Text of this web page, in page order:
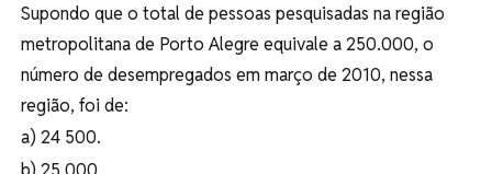
Supondo que o total de pessoas pesquisadas na região
metropolitana de Porto Alegre equivale a 250.000, o
número de desempregados em março de 2010, nessa
região, foi de:
a) 24 500.